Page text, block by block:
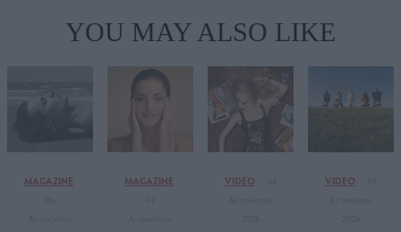
YOU MAY ALSO LIKE
MAGAZINE MAGAZINE VIDEO VIDEO